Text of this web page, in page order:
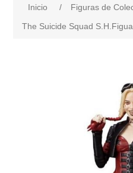
Inicio / Figuras de
The Suicide Squad